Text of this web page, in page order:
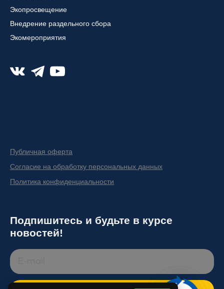
Экопросвещение
Внедрение раздельного сбора
Экомероприятия
Публичная оферта
Согласие на обработку персональных данных
Политика конфиденциальности
Подпишитесь и будьте в курсе
новостей!